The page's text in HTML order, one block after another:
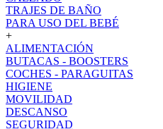
TRAJES DE BAÑO
PARA USO DEL BEBÉ
+
ALIMENTACIÓN
BUTACAS - BOOSTERS
COCHES - PARAGUITAS
HIGIENE
MOVILIDAD
DESCANSO
SEGURIDAD